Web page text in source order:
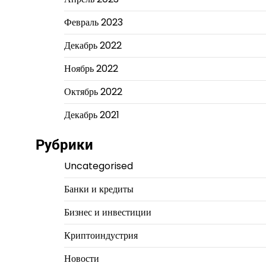
Февраль 2023
Декабрь 2022
Ноябрь 2022
Октябрь 2022
Декабрь 2021
Рубрики
Uncategorised
Банки и кредиты
Бизнес и инвестиции
Криптоиндустрия
Новости